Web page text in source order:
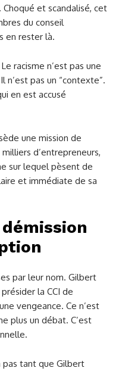
Choqué et scandalisé, cet
du conseil
en rester là.
racisme n’est pas une
n’est pas un “contexte”.
en est accusé
une mission de
d’entrepreneurs,
sur lequel pèsent de
et immédiate de sa
par leur nom. Gilbert
la CCI de
vengeance. Ce n’est
plus un débat. C’est
pas tant que Gilbert